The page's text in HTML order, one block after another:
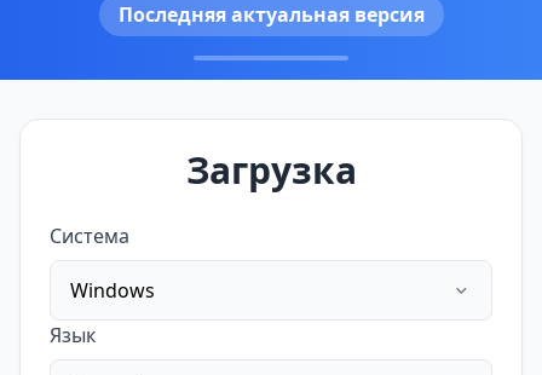
Последняя актуальная версия
Загрузка
Система
Windows
Язык